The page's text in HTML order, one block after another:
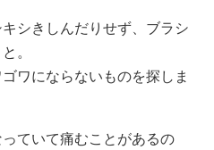
シきしんだりせず、ブラシ
。
ワにならないものを探しま
ていて痛むことがあるの